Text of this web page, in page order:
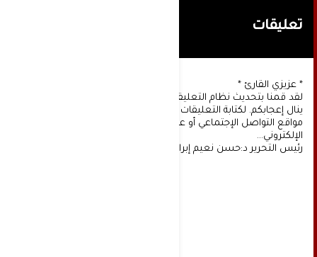
تعليقات
* عزيزي القارئ *
لقد قمنا بتحديث نظام التعليقات على موقعنا، ونأمل أن
ينال إعجابكم. لكتابة التعليقات يجب أولا التسجيل عن طريق
مواقع التواصل الإجتماعي أو عن طريق خدمة البريد
الإلكتروني...
رئيس التحرير د:حسن نعيم إبراهيم.